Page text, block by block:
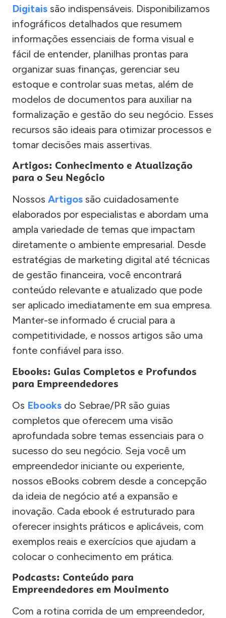
Digitais são indispensáveis. Disponibilizamos
infográficos detalhados que resumem
informações essenciais de forma visual e
fácil de entender, planilhas prontas para
organizar suas finanças, gerenciar seu
estoque e controlar suas metas, além de
modelos de documentos para auxiliar na
formalização e gestão do seu negócio. Esses
recursos são ideais para otimizar processos e
tomar decisões mais assertivas.
Artigos: Conhecimento e Atualização
para o Seu Negócio
Nossos Artigos são cuidadosamente
elaborados por especialistas e abordam uma
ampla variedade de temas que impactam
diretamente o ambiente empresarial. Desde
estratégias de marketing digital até técnicas
de gestão financeira, você encontrará
conteúdo relevante e atualizado que pode
ser aplicado imediatamente em sua empresa.
Manter-se informado é crucial para a
competitividade, e nossos artigos são uma
fonte confiável para isso.
Ebooks: Guias Completos e Profundos
para Empreendedores
Os Ebooks do Sebrae/PR são guias
completos que oferecem uma visão
aprofundada sobre temas essenciais para o
sucesso do seu negócio. Seja você um
empreendedor iniciante ou experiente,
nossos eBooks cobrem desde a concepção
da ideia de negócio até a expansão e
inovação. Cada ebook é estruturado para
oferecer insights práticos e aplicáveis, com
exemplos reais e exercícios que ajudam a
colocar o conhecimento em prática.
Podcasts: Conteúdo para
Empreendedores em Movimento
Com a rotina corrida de um empreendedor,